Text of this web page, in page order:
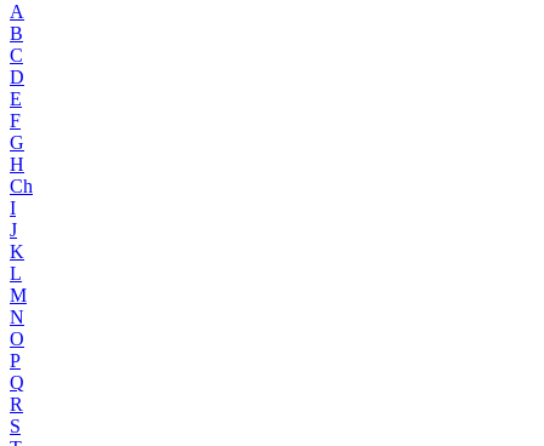
A
B
C
D
E
F
G
H
Ch
I
J
K
L
M
N
O
P
Q
R
S